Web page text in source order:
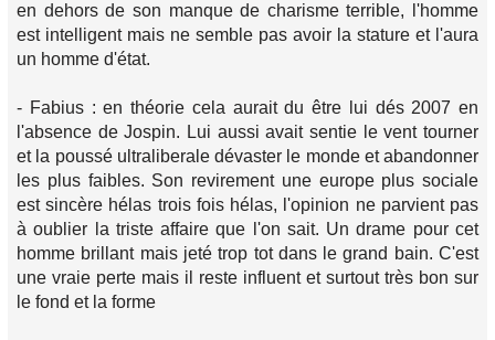
en dehors de son manque de charisme terrible, l'homme
est intelligent mais ne semble pas avoir la stature et l'aura
un homme d'état.
- Fabius : en théorie cela aurait du être lui dés 2007 en
l'absence de Jospin. Lui aussi avait sentie le vent tourner
et la poussé ultraliberale dévaster le monde et abandonner
les plus faibles. Son revirement une europe plus sociale
est sincère hélas trois fois hélas, l'opinion ne parvient pas
à oublier la triste affaire que l'on sait. Un drame pour cet
homme brillant mais jeté trop tot dans le grand bain. C'est
une vraie perte mais il reste influent et surtout très bon sur
le fond et la forme